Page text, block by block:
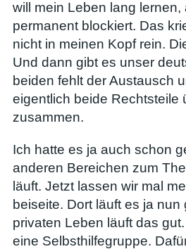
will mein Leben lang lernen,
permanent blockiert. Das
nicht in meinen Kopf rein.
Und dann gibt es unser
beiden fehlt der Austausch
eigentlich beide Rechtsteile
zusammen.
Ich hatte es ja auch schon
anderen Bereichen zum
läuft. Jetzt lassen wir mal
beiseite. Dort läuft es ja nun
privaten Leben läuft das
eine Selbsthilfegruppe.